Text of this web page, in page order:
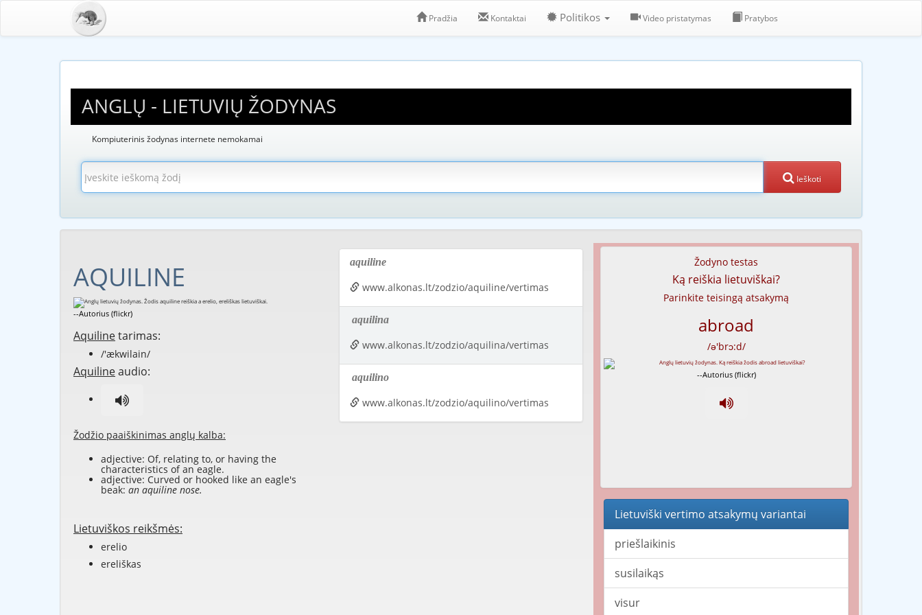
Pradžia Kontaktai Politikos Video pristatymas Pratybos
ANGLŲ - LIETUVIŲ ŽODYNAS
Kompiuterinis žodynas internete nemokamai
Ieškoti
AQUILINE
--Autorius (flickr)
Aquilinetarimas:
/'ækwilain/
Aquilineaudio:
Žodžio paaiškinimas anglų kalba:
adjective: Of, relating to, or having the
characteristics of an eagle.
adjective: Curved or hooked like an eagle's
beak: an aquiline nose.
Lietuviškos reikšmės:
erelio
ereliškas
aquiline
www.alkonas.lt/zodzio/aquiline/vertimas
aquilina
www.alkonas.lt/zodzio/aquilina/vertimas
aquilino
www.alkonas.lt/zodzio/aquilino/vertimas
Žodyno testas
Ką reiškia lietuviškai?
Parinkite teisingą atsakymą
abroad
/ə'brɔ:d/
--Autorius (flickr)
Lietuviški vertimo atsakymų variantai
priešlaikinis
susilaikąs
visur